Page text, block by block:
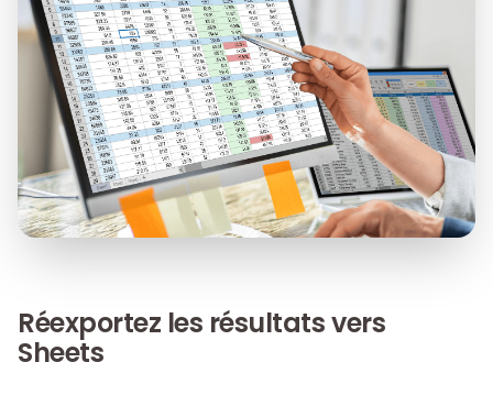
Réexportez les résultats vers
Sheets